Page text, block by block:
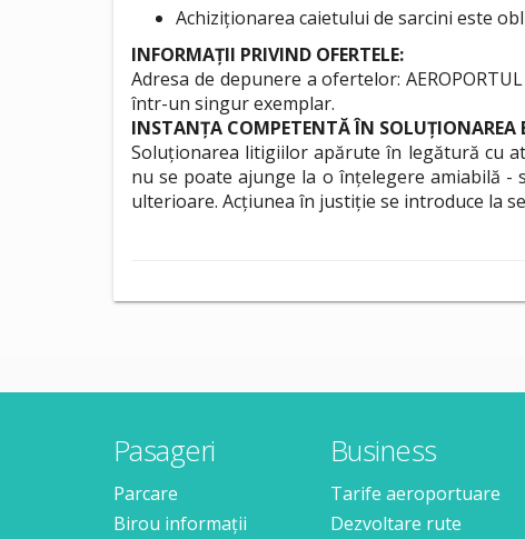
Achiziționarea caietului de sarcini este
INFORMAȚII PRIVIND OFERTELE:
Adresa de depunere a ofertelor:
într-un singur exemplar.
INSTANȚA COMPETENTĂ ÎN SOLUȚIONAREA
Soluționarea litigiilor apărute în legătură cu
nu se poate ajunge la o înțelegere amiabilă -
ulterioare. Acțiunea în justiție se introduce la
Pasageri
Parcare
Birou informații
Business
Tarife aeroportuare
Dezvoltare rute